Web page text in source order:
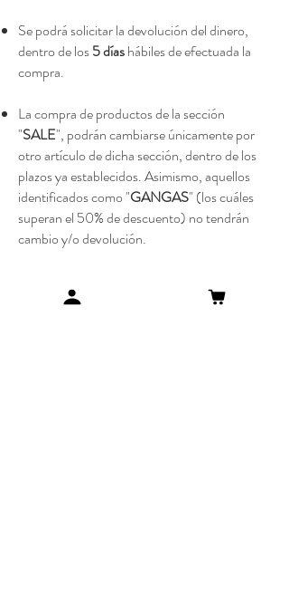
Se podrá solicitar la devolución del dinero,
dentro de los5 díashábiles de efectuada la
compra.
La compra de productos de la sección
"SALE", podrán cambiarse únicamente por
otro artículo de dicha sección, dentro de los
plazos ya establecidos. Asimismo, aquellos
identificados como "GANGAS" (los cuáles
superan el 50% de descuento) no tendrán
cambio y/o devolución.
cliente, excepto cuando se trate de un cambio